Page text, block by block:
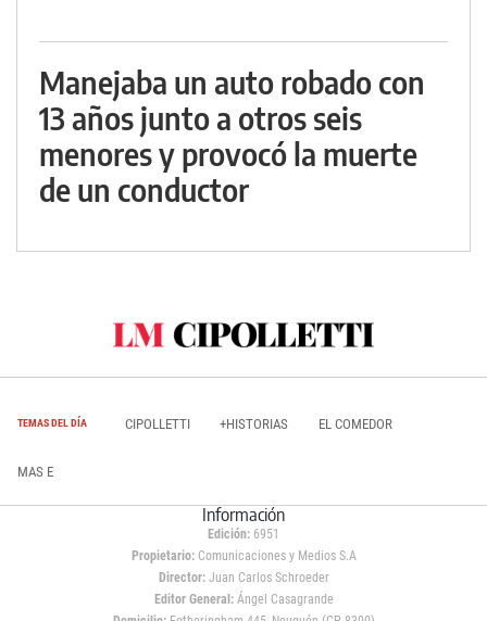
Manejaba un auto robado con
13 años junto a otros seis
menores y provocó la muerte
de un conductor
TEMAS DEL DÍA CIPOLLETTI +HISTORIAS EL COMEDOR
MAS E
Información
Edición: 6951
Propietario:Comunicaciones y Medios S.A
Director: Juan Carlos Schroeder
Editor General:Ángel Casagrande